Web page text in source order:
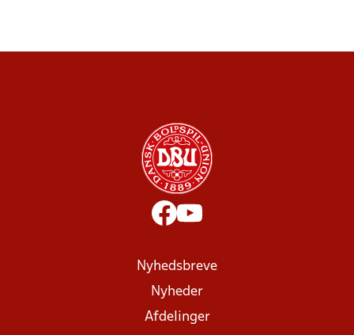
Nyhedsbreve
Nyheder
Afdelinger